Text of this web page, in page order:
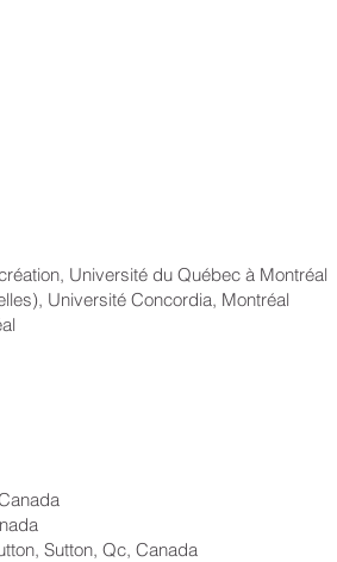
Université du Québec à Montréal
Université Concordia, Montréal
Sutton, Qc, Canada